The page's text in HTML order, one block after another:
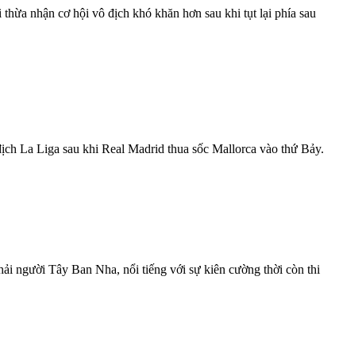
nhận cơ hội vô địch khó khăn hơn sau khi tụt lại phía sau
La Liga sau khi Real Madrid thua sốc Mallorca vào thứ Bảy.
người Tây Ban Nha, nổi tiếng với sự kiên cường thời còn thi